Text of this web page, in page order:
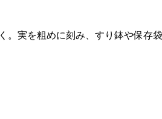
実を粗めに刻み、すり鉢や保存